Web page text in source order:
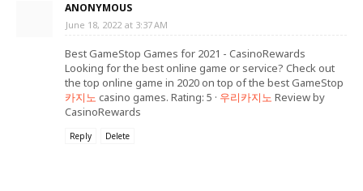
ANONYMOUS
June 18, 2022 at 3:37 AM
Best GameStop Games for 2021 - CasinoRewards
Looking for the best online game or service? Check out
the top online game in 2020 on top of the best GameStop
카지노 casino games. Rating: 5 · 우리카지노 ‎Review by
CasinoRewards
Reply Delete